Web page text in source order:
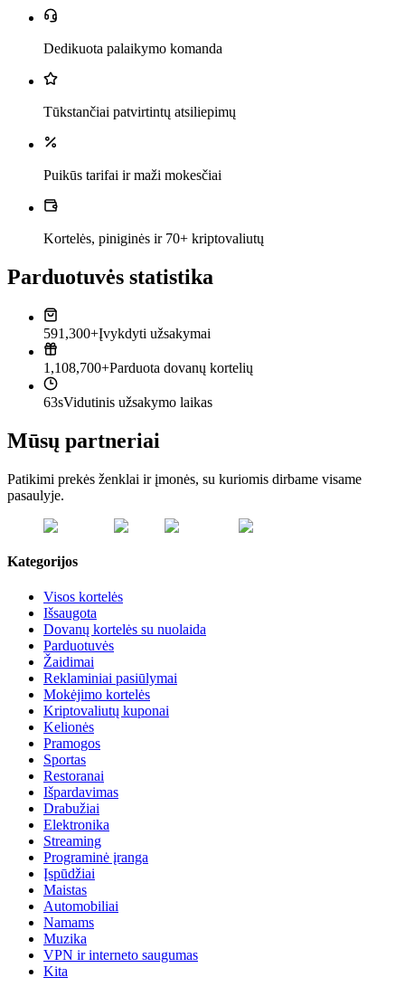
Dedikuota palaikymo komanda
Tūkstančiai patvirtintų atsiliepimų
Puikūs tarifai ir maži mokesčiai
Kortelės, piniginės ir 70+ kriptovaliutų
Parduotuvės statistika
591,300+Įvykdyti užsakymai
1,108,700+Parduota dovanų kortelių
63sVidutinis užsakymo laikas
Mūsų partneriai
Patikimi prekės ženklai ir įmonės, su kuriomis dirbame visame
pasaulyje.
Kategorijos
Visos kortelės
Išsaugota
Dovanų kortelės su nuolaida
Parduotuvės
Žaidimai
Reklaminiai pasiūlymai
Mokėjimo kortelės
Kriptovaliutų kuponai
Kelionės
Pramogos
Sportas
Restoranai
Išpardavimas
Drabužiai
Elektronika
Streaming
Programinė įranga
Įspūdžiai
Maistas
Automobiliai
Namams
Muzika
VPN ir interneto saugumas
Kita